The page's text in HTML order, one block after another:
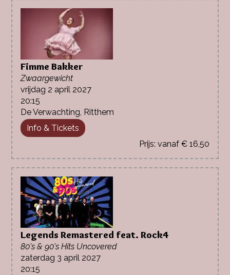
Fimme Bakker
Zwaargewicht
vrijdag 2 april 2027
20:15
De Verwachting, Ritthem
Info & Tickets
vanaf € 16,50
Legends Remastered feat. Rock4
80's & 90's Hits Uncovered
zaterdag 3 april 2027
20:15